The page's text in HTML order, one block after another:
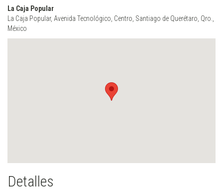
La Caja Popular
La Caja Popular, Avenida Tecnológico, Centro, Santiago de Querétaro, Qro.,
México
Detalles